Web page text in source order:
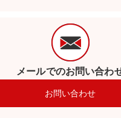
メールでのお問い合わ
お問い合わせ